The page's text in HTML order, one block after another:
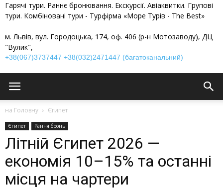
Гарячі тури. Раннє бронювання. Екскурсії. Авіаквитки. Групові
тури. Комбіновані тури - Турфірма «Море Турів - The Best»
м. Львів, вул. Городоцька, 174, оф. 406 (р-н Мотозаводу), ДЦ
"Вулик",
+38(067)3737447 +38(032)2471447 (багатоканальний)
на Головну Єгипет
Єгипет Рання бронь
Літній Єгипет 2026 —
економія 10–15% та останні
місця на чартери